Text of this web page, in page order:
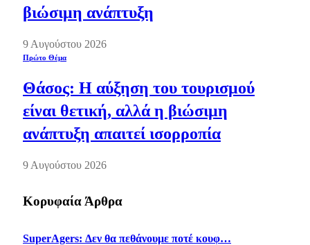
βιώσιμη ανάπτυξη
9 Αυγούστου 2026
Πρώτο Θέμα
Θάσος: Η αύξηση του τουρισμού
είναι θετική, αλλά η βιώσιμη
ανάπτυξη απαιτεί ισορροπία
9 Αυγούστου 2026
Κορυφαία Άρθρα
SuperAgers: Δεν θα πεθάνουμε ποτέ κουφ…